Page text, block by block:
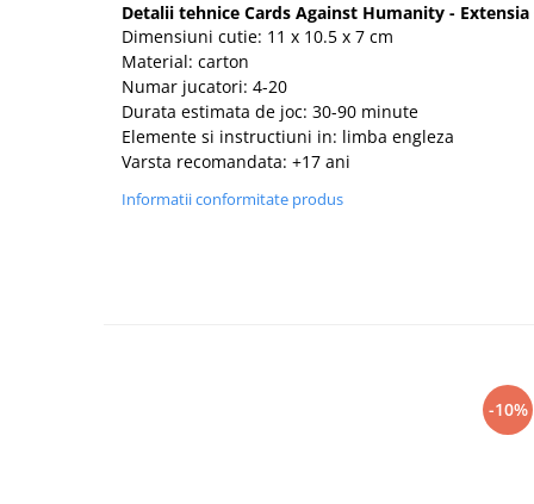
Detalii tehnice Cards Against Humanity - Extensia
Dimensiuni cutie: 11 x 10.5 x 7 cm
Material: carton
Numar jucatori: 4-20
Durata estimata de joc: 30-90 minute
Elemente si instructiuni in: limba engleza
Varsta recomandata: +17 ani
Informatii conformitate produs
-10%